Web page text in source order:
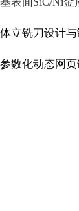
体立铣刀设计
数化动态网